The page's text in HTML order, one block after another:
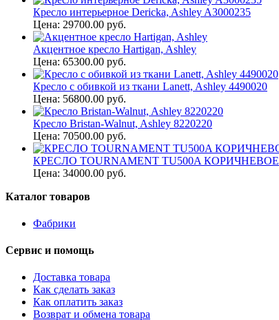
Кресло интерьерное Dericka, Ashley A3000235
Цена: 29700.00 руб.
Акцентное кресло Hartigan, Ashley
Цена: 65300.00 руб.
Кресло с обивкой из ткани Lanett, Ashley 4490020
Цена: 56800.00 руб.
Кресло Bristan-Walnut, Ashley 8220220
Цена: 70500.00 руб.
КРЕСЛО TOURNAMENT TU500A КОРИЧНЕВОЕ
Цена: 34000.00 руб.
Каталог товаров
Фабрики
Сервис и помощь
Доставка товара
Как сделать заказ
Как оплатить заказ
Возврат и обмена товара